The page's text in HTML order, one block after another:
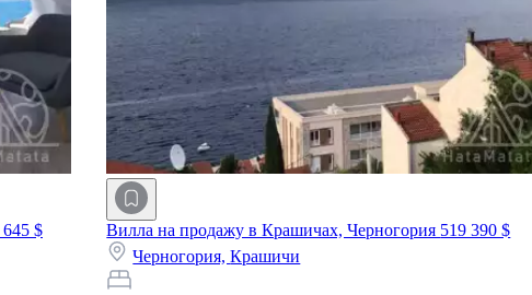
$
Вилла на продажу в Крашичах, Черногория 519 390 $
Черногория,Крашичи